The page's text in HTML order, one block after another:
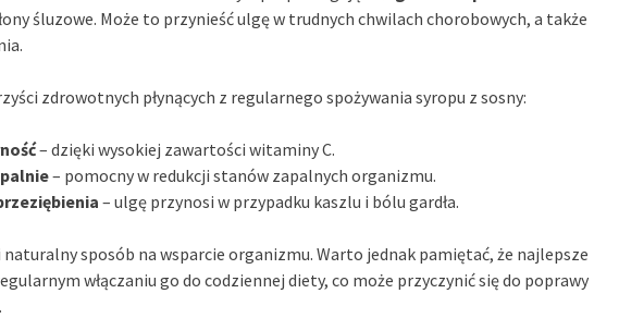
śluzowe. Może to przynieść ulgę w trudnych chwilach chorobowych, a także
zdrowotnych płynących z regularnego spożywania syropu z sosny:
– dzięki wysokiej zawartości witaminy C.
– pomocny w redukcji stanów zapalnych organizmu.
– ulgę przynosi w przypadku kaszlu i bólu gardła.
sposób na wsparcie organizmu. Warto jednak pamiętać, że najlepsze
włączaniu go do codziennej diety, co może przyczynić się do poprawy